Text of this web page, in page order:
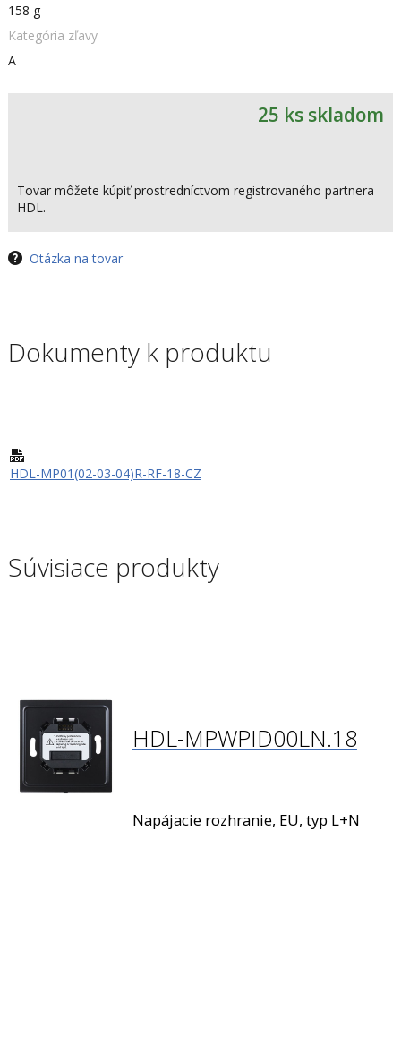
158 g
Kategória zľavy
A
25 ks skladom
Tovar môžete kúpiť prostredníctvom registrovaného partnera
HDL.
Otázka na tovar
Dokumenty k produktu
HDL-MP01(02-03-04)R-RF-18-CZ
Súvisiace produkty
HDL-MPWPID00LN.18
Napájacie rozhranie, EU, typ L+N